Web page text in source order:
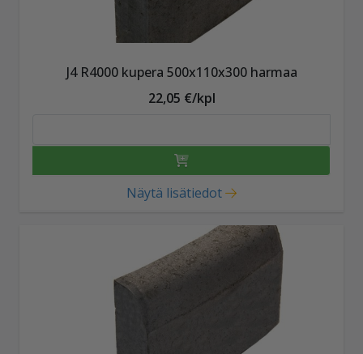
J4 R4000 kupera 500x110x300 harmaa
22,05 €/kpl
Näytä lisätiedot